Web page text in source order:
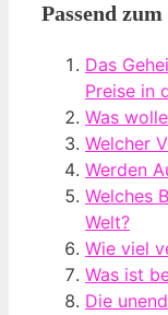
Passend
Das
Preise in
Was
Welcher
Werden
Welches
Welt?
Wie viel
Was ist
Die